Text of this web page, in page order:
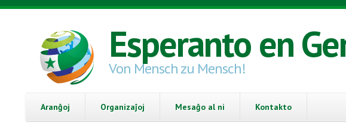
Skip to main content
Esperanto en
Von Mensch zu Mensch!
Aranĝoj Organizaĵoj Mesaĝo al ni Kontakto